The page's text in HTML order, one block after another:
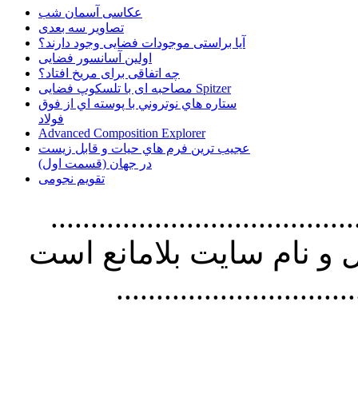
عکاسی آسمان شب
تصاویر سه بعدی
آیا براستی موجودات فضایی وجود دارند؟
اولین آسانسور فضایی
چه اتفاقی برای مریخ افتاد؟
مصاحبه ای با تلسکوپ فضایی Spitzer
ستاره هاي نوتروني با پوسته اي از فوق
فولاد
Advanced Composition Explorer
عجیب ترین فرم هاي حيات و قابل زيست
در جهان (قسمت اول)
تقویم نجومی
استفاده از
نام سايت بلامانع است